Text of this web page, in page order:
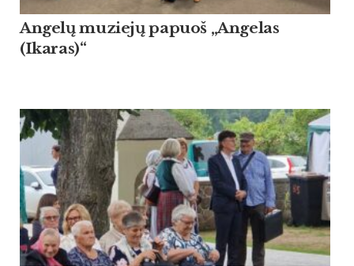
Angelų muziejų papuoš „Angelas
(Ikaras)“